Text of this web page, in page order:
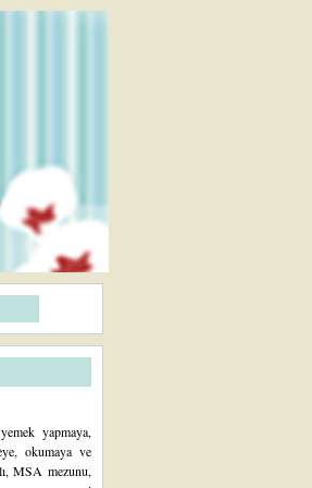
yapmaya,
okumaya ve
MSA mezunu,